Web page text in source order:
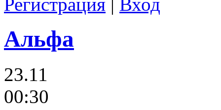
Альфа
23.11
00:30